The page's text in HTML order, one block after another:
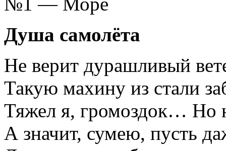
Душа самолёта
Не верит дурашливый
Такую махину из стали
Тяжел я, громоздок… Но
А значит, сумею, пусть